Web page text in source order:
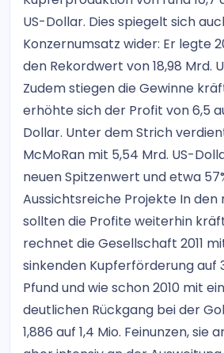
US-Dollar. Dies spiegelt sich
Konzernumsatz wider: Er legte
den Rekordwert von 18,98 Mrd.
Zudem stiegen die Gewinne
erhöhte sich der Profit von 6,5
Dollar. Unter dem Strich
McMoRan mit 5,54 Mrd. US-
neuen Spitzenwert und etwa
Aussichtsreiche Projekte In
sollten die Profite weiterhin
rechnet die Gesellschaft 2011
sinkenden Kupferförderung auf
Pfund und wie schon 2010 mit
deutlichen Rückgang bei der
1,886 auf 1,4 Mio. Feinunzen, sie